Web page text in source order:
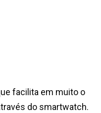
facilita em muito o
do smartwatch.